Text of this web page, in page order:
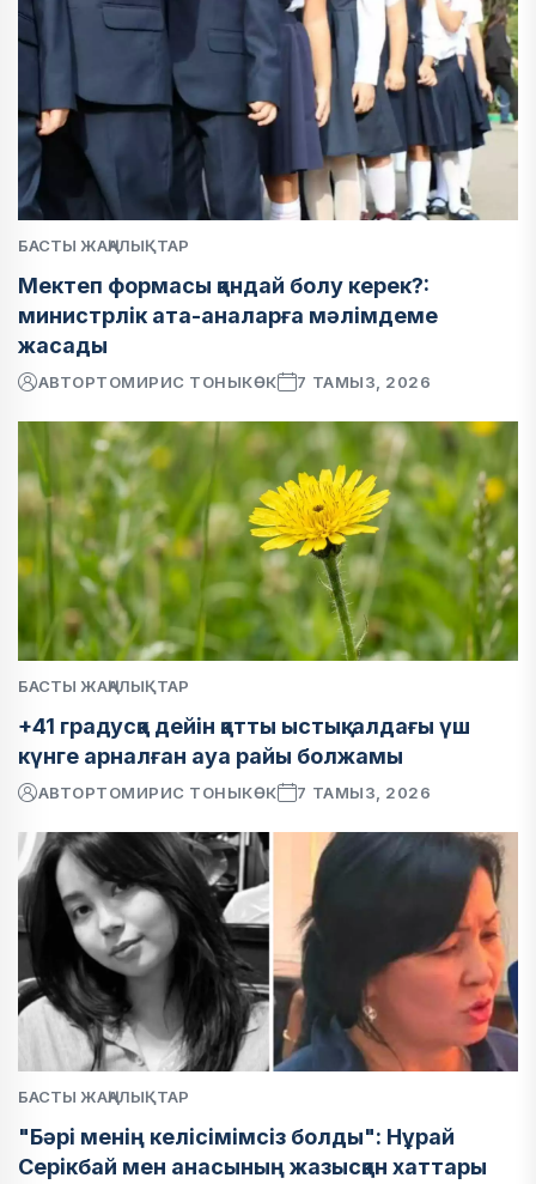
БАСТЫ ЖАҢАЛЫҚТАР
Мектеп формасы қандай болу керек?:
министрлік ата-аналарға мәлімдеме
жасады
АВТОРТОМИРИС ТОНЫКӨК 7 ТАМЫЗ, 2026
БАСТЫ ЖАҢАЛЫҚТАР
+41 градусқа дейін қатты ыстық: алдағы үш
күнге арналған ауа райы болжамы
АВТОРТОМИРИС ТОНЫКӨК 7 ТАМЫЗ, 2026
БАСТЫ ЖАҢАЛЫҚТАР
"Бәрі менің келісімімсіз болды": Нұрай
Серікбай мен анасының жазысқан хаттары